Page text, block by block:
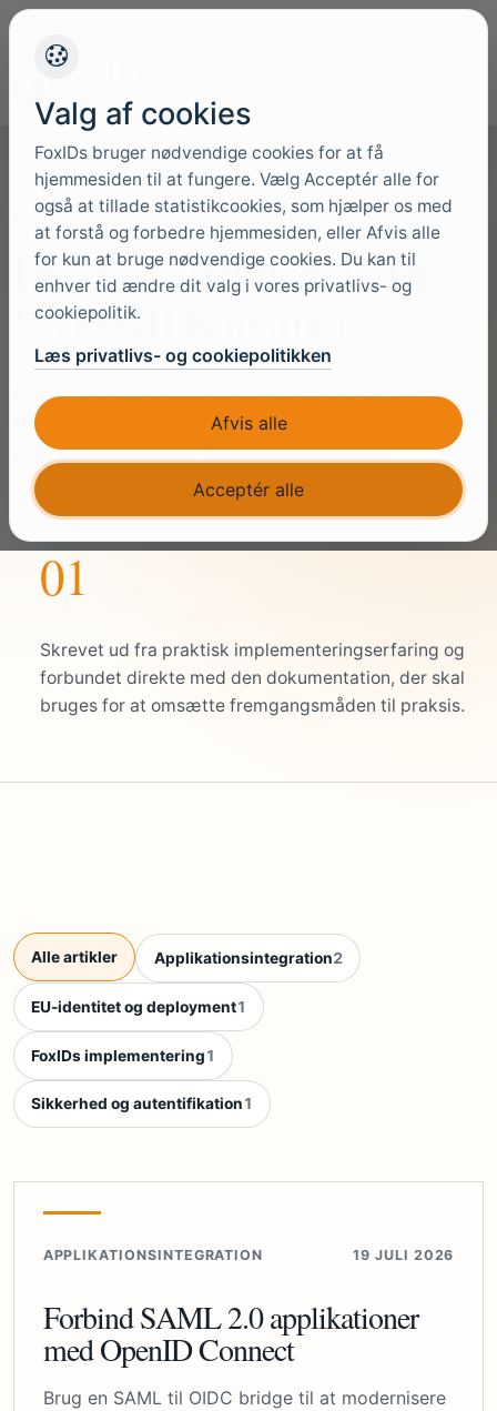
PRAKTISKE IDENTITETSNOTER
Praktisk identitetsviden
fra FoxIDs teamet
migrationsviden til teams, der beskytter virkelige
applikationer, API'er, brugere og partnere.
01
Skrevet ud fra praktisk implementeringserfaring og
forbundet direkte med den dokumentation, der skal
bruges for at omsætte fremgangsmåden til praksis.
Alle artikler Applikationsintegration2
EU-identitet og deployment1
FoxIDs implementering1
Sikkerhed og autentifikation1
APPLIKATIONSINTEGRATION 19 JULI 2026
Forbind SAML 2.0 applikationer
med OpenID Connect
Brug en SAML til OIDC bridge til at modernisere
Valg af cookies
FoxIDs bruger nødvendige cookies for at få
hjemmesiden til at fungere. Vælg Acceptér alle for
også at tillade statistikcookies, som hjælper os med
at forstå og forbedre hjemmesiden, eller Afvis alle
for kun at bruge nødvendige cookies. Du kan til
enhver tid ændre dit valg i vores privatlivs- og
cookiepolitik.
Læs privatlivs- og cookiepolitikken
Afvis alle
Acceptér alle